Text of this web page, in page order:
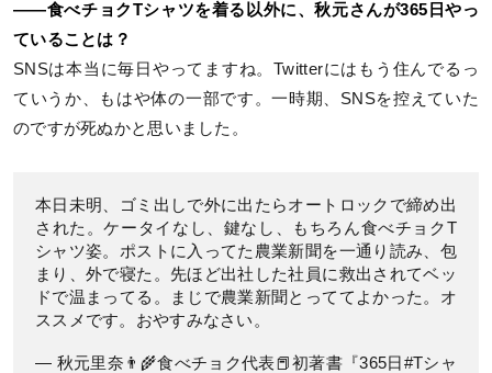
――食べチョクTシャツを着る以外に、秋元さんが365日やっ
ていることは？
SNSは本当に毎日やってますね。Twitterにはもう住んでるっ
ていうか、もはや体の一部です。一時期、SNSを控えていた
のですが死ぬかと思いました。
本日未明、ゴミ出しで外に出たらオートロックで締め出
された。ケータイなし、鍵なし、もちろん食べチョクT
シャツ姿。ポストに入ってた農業新聞を一通り読み、包
まり、外で寝た。先ほど出社した社員に救出されてベッ
ドで温まってる。まじで農業新聞とっててよかった。オ
ススメです。おやすみなさい。
— 秋元里奈👨‍🌾食べチョク代表📕初著書『365日#Tシャ